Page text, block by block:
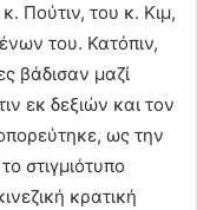
Πούτιν, του κ. Κιμ,
του. Κατόπιν,
βάδισαν μαζί
εκ δεξιών και τον
ως την
στιγμιότυπο
κρατική